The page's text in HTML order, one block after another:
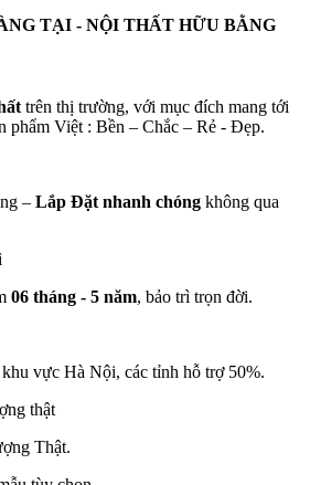
TẠI - NỘI THẤT HỮU BẰNG
trên thị trường, với mục đích mang tới
phẩm Việt : Bền – Chắc – Rẻ - Đẹp.
– Lắp Đặt nhanh chóng không qua
06 tháng - 5 năm, bảo trì trọn đời.
vực Hà Nội, các tỉnh hỗ trợ 50%.
Thật.